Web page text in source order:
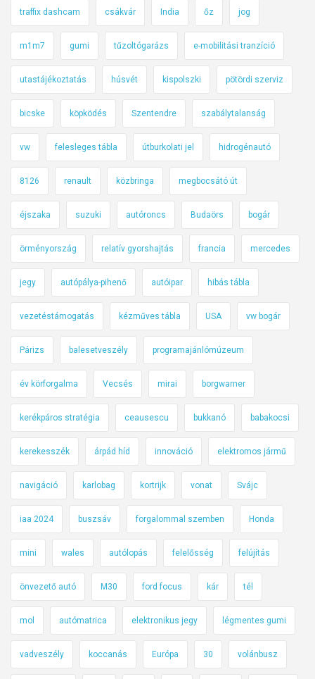
traffix dashcam csákvár India őz jog
m1m7 gumi tűzoltógarázs e-mobilitási tranzíció
utastájékoztatás húsvét kispolszki pötördi szerviz
bicske köpködés Szentendre szabálytalanság
vw felesleges tábla útburkolati jel hidrogénautó
8126 renault közbringa megbocsátó út
éjszaka suzuki autóroncs Budaörs bogár
örményország relatív gyorshajtás francia mercedes
jegy autópálya-pihenő autóipar hibás tábla
vezetéstámogatás kézműves tábla USA vw bogár
Párizs balesetveszély programajánlómúzeum
év körforgalma Vecsés mirai borgwarner
kerékpáros stratégia ceausescu bukkanó babakocsi
kerekesszék árpád híd innováció elektromos jármű
navigáció karlobag kortrijk vonat Svájc
iaa 2024 buszsáv forgalommal szemben Honda
mini wales autólopás felelősség felújítás
önvezető autó M30 ford focus kár tél
mol autómatrica elektronikus jegy légmentes gumi
vadveszély koccanás Európa 30 volánbusz